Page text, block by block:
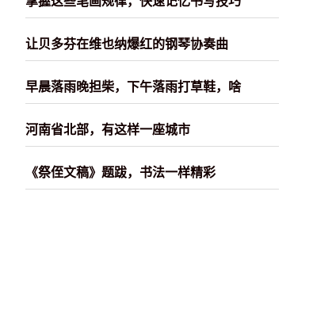
让贝多芬在维也纳爆红的钢琴协奏曲
早晨落雨晚担柴，下午落雨打草鞋，啥
河南省北部，有这样一座城市
《祭侄文稿》题跋，书法一样精彩